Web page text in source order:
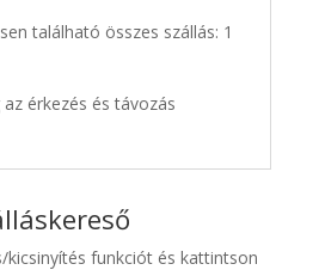
található összes szállás: 1
érkezés és távozás
kicsinyítés funkciót és kattintson